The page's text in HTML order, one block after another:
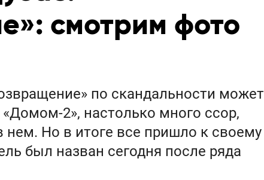
смотрим фото
по скандальности может
2», настолько много ссор,
нем. Но в итоге все пришло к своему
был назван сегодня после ряда